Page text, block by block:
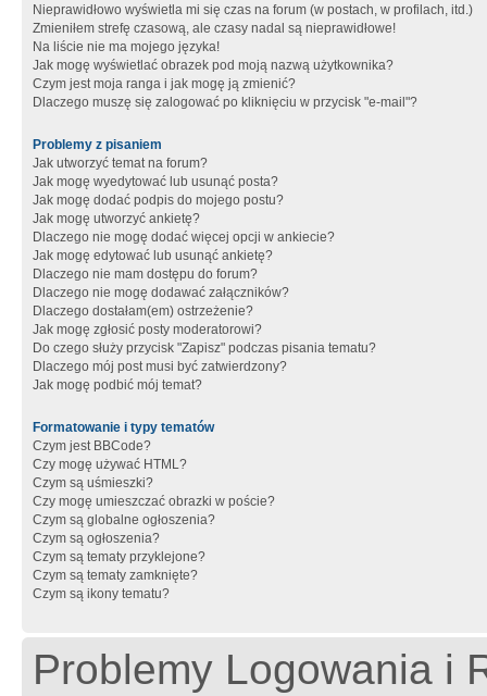
Nieprawidłowo wyświetla mi się czas na forum (w postach, w profilach, itd.)
Zmieniłem strefę czasową, ale czasy nadal są nieprawidłowe!
Na liście nie ma mojego języka!
Jak mogę wyświetlać obrazek pod moją nazwą użytkownika?
Czym jest moja ranga i jak mogę ją zmienić?
Dlaczego muszę się zalogować po kliknięciu w przycisk "e-mail"?
Problemy z pisaniem
Jak utworzyć temat na forum?
Jak mogę wyedytować lub usunąć posta?
Jak mogę dodać podpis do mojego postu?
Jak mogę utworzyć ankietę?
Dlaczego nie mogę dodać więcej opcji w ankiecie?
Jak mogę edytować lub usunąć ankietę?
Dlaczego nie mam dostępu do forum?
Dlaczego nie mogę dodawać załączników?
Dlaczego dostałam(em) ostrzeżenie?
Jak mogę zgłosić posty moderatorowi?
Do czego służy przycisk "Zapisz" podczas pisania tematu?
Dlaczego mój post musi być zatwierdzony?
Jak mogę podbić mój temat?
Formatowanie i typy tematów
Czym jest BBCode?
Czy mogę używać HTML?
Czym są uśmieszki?
Czy mogę umieszczać obrazki w poście?
Czym są globalne ogłoszenia?
Czym są ogłoszenia?
Czym są tematy przyklejone?
Czym są tematy zamknięte?
Czym są ikony tematu?
Problemy Logowania i